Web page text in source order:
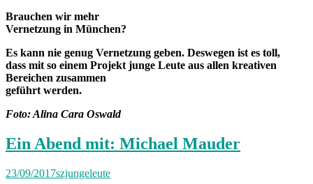
Brauchen wir mehr
Vernetzung in München?
Es kann nie genug Vernetzung geben. Deswegen ist es toll,
dass mit so einem Projekt junge Leute aus allen kreativen
Bereichen zusammen
geführt werden.
Foto: Alina Cara Oswald
Ein Abend mit: Michael Mauder
23/09/2017szjungeleute